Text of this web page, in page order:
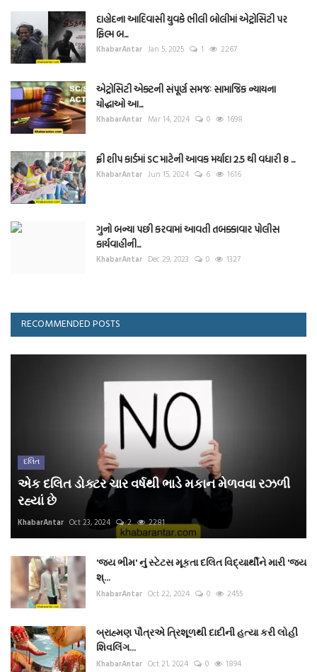
દાહોદના આદિવાસી યુવકે ભીલી બોલીમાં એટ્રોસિટી પર
ફિલ્મ બ...
KhabarAntar Jan 5, 2025 1 2267
એટ્રોસિટી એક્ટની સંપૂર્ણ સમજઃ સામાજિક ન્યાયના
યોદ્ધાઓ આ...
KhabarAntar Mar 14, 2024 0 1698
ફ્રી શીપ કાર્ડમાં SC માટેની આવક મર્યાદા 2.5 થી વધારી 8 ...
KhabarAntar Jun 15, 2024 6 1616
ગુનો બન્યા પછી કરવામાં આવતી તબક્કાવાર પોલીસ
કાર્યવાહીની...
KhabarAntar Dec 29, 2023 0 1327
RECOMMENDED POSTS
દલિત
એક દલિત ડોક્ટર ચાર વર્ષથી ભાડે મકાન મેળવવા રઝળી
રહ્યાં છે
KhabarAntar Oct 23, 2024 2 2281
'જય ભીમ' નું સ્ટેટસ મૂકતા દલિત વિદ્યાર્થીને મારી 'જય
શ્...
KhabarAntar Oct 22, 2024 0 2455
બ્રાહ્મણ પૌત્રએ ત્રિશૂળથી દાદીની હત્યા કરી લોહી
શિવલિંગ...
KhabarAntar Oct 21, 2024 0 1894